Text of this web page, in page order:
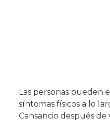
Las personas pueden
síntomas físicos a lo
Cansancio después de